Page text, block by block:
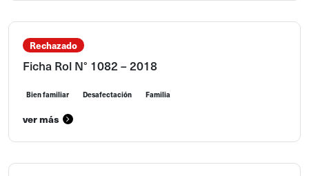
Rechazado
Ficha Rol N° 1082 – 2018
Bien familiar Desafectación Familia
ver más